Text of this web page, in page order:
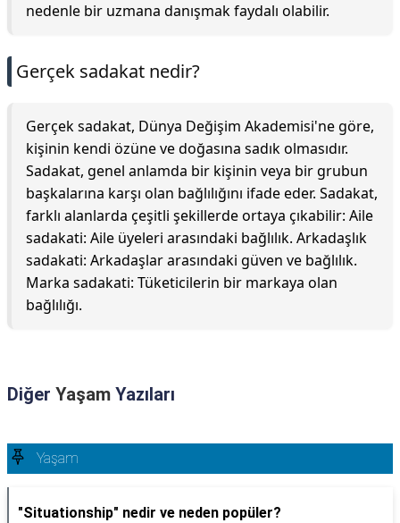
nedenle bir uzmana danışmak faydalı olabilir.
Gerçek sadakat nedir?
Gerçek sadakat, Dünya Değişim Akademisi'ne göre,
kişinin kendi özüne ve doğasına sadık olmasıdır.
Sadakat, genel anlamda bir kişinin veya bir grubun
başkalarına karşı olan bağlılığını ifade eder. Sadakat,
farklı alanlarda çeşitli şekillerde ortaya çıkabilir: Aile
sadakati: Aile üyeleri arasındaki bağlılık. Arkadaşlık
sadakati: Arkadaşlar arasındaki güven ve bağlılık.
Marka sadakati: Tüketicilerin bir markaya olan
bağlılığı.
Diğer Yaşam Yazıları
Yaşam
"Situationship" nedir ve neden popüler?